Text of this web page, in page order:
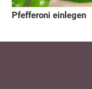
Pfefferoni einlegen